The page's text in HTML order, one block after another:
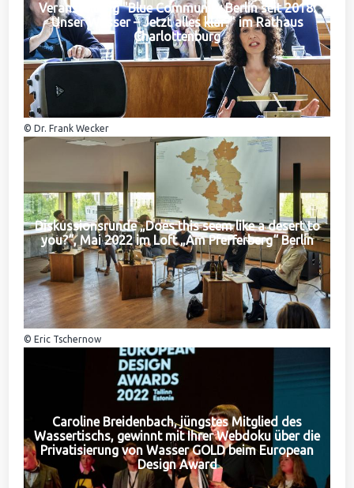
Veranstaltung "Blue Community Berlin seit 2018:
Unser Wasser – Jetzt alles klar?" im Rathaus
Charlottenburg
© Dr. Frank Wecker
Diskussionsrunde „Does this seem like a desert to
you?“, Mai 2022 im Loft „Am Pfefferberg“ Berlin
© Eric Tschernow
Caroline Breidenbach, jüngstes Mitglied des
Wassertischs, gewinnt mit Ihrer Webdoku über die
Privatisierung von Wasser GOLD beim European
Design Award